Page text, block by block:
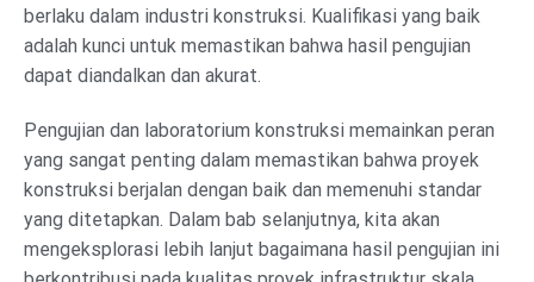
berlaku dalam industri konstruksi. Kualifikasi yang baik
adalah kunci untuk memastikan bahwa hasil pengujian
dapat diandalkan dan akurat.
Pengujian dan laboratorium konstruksi memainkan peran
yang sangat penting dalam memastikan bahwa proyek
konstruksi berjalan dengan baik dan memenuhi standar
yang ditetapkan. Dalam bab selanjutnya, kita akan
mengeksplorasi lebih lanjut bagaimana hasil pengujian ini